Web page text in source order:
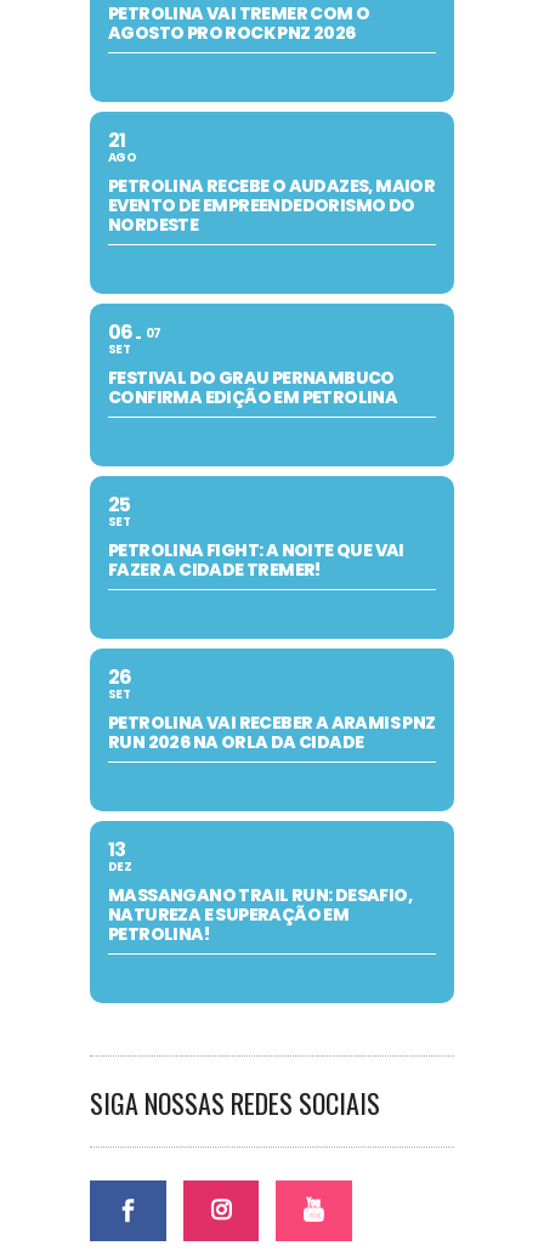
PETROLINA VAI TREMER COM O
AGOSTO PRO ROCK PNZ 2026
21
AGO
PETROLINA RECEBE O AUDAZES, MAIOR
EVENTO DE EMPREENDEDORISMO DO
NORDESTE
06
SET
07
FESTIVAL DO GRAU PERNAMBUCO
CONFIRMA EDIÇÃO EM PETROLINA
25
SET
PETROLINA FIGHT: A NOITE QUE VAI
FAZER A CIDADE TREMER!
26
SET
PETROLINA VAI RECEBER A ARAMIS PNZ
RUN 2026 NA ORLA DA CIDADE
13
DEZ
MASSANGANO TRAIL RUN: DESAFIO,
NATUREZA E SUPERAÇÃO EM
PETROLINA!
SIGA NOSSAS REDES SOCIAIS